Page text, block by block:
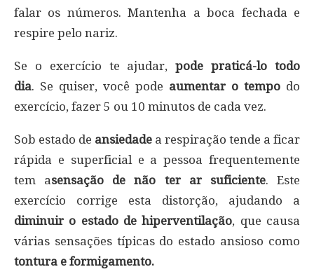
falar os números. Mantenha a boca fechada e
respire pelo nariz.
Se o exercício te ajudar,pode praticá-lo todo
dia. Se quiser, você pode aumentar o tempo do
exercício, fazer 5 ou 10 minutos de cada vez.
Sob estado de ansiedade a respiração tende a ficar
rápida e superficial e a pessoa frequentemente
tem asensação de não ter ar suficiente. Este
exercício corrige esta distorção, ajudando a
diminuir o estado de hiperventilação, que causa
várias sensações típicas do estado ansioso como
tontura e formigamento.